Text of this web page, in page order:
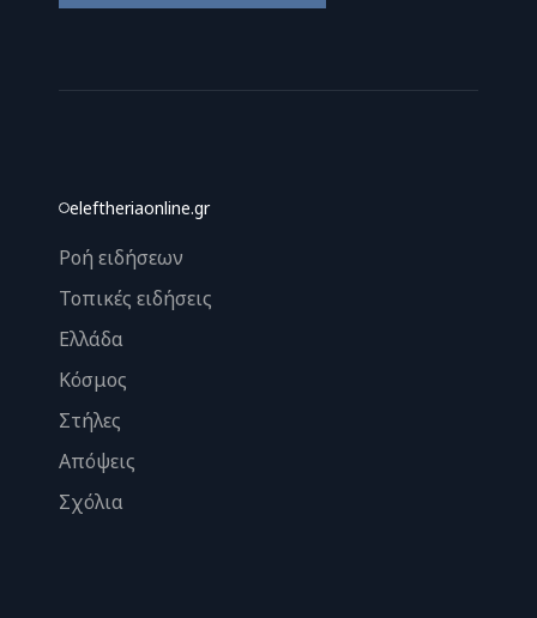
eleftheriaonline.gr
Ροή ειδήσεων
Τοπικές ειδήσεις
Ελλάδα
Κόσμος
Στήλες
Απόψεις
Σχόλια